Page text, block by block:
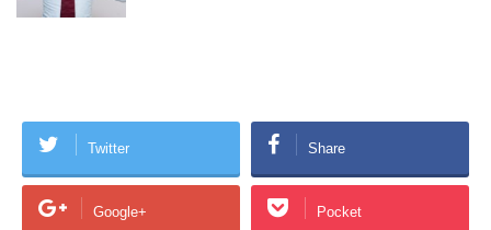
Twitter Share
Google+ Pocket